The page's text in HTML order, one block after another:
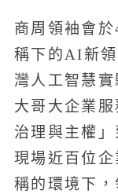
商周領袖會
稱下的AI新
灣人工智慧
大哥大企業
治理與主權
現場近百位
稱的環境下